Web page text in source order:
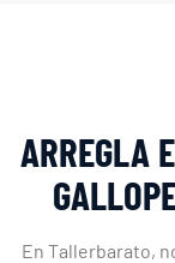
ARREGLA
En Tallerbarato,